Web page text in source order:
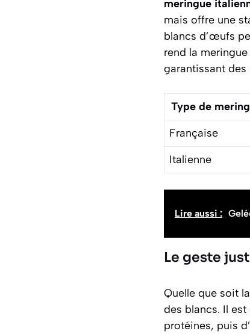
meringue
mais offre une
blancs d’œufs
rend la
garantissant des
Type de
Française
Italienne
Lire aussi :
Le geste
Quelle que soit
des blancs. Il
protéines, puis